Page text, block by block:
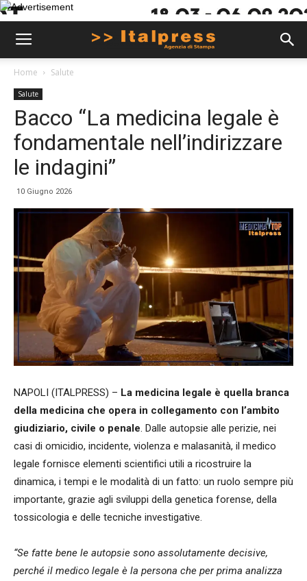
Home Salute
Salute
Bacco “La medicina legale è
fondamentale nell’indirizzare
le indagini”
10 Giugno 2026
NAPOLI (ITALPRESS) – La medicina legale è quella branca
della medicina che opera in collegamento con l’ambito
giudiziario, civile o penale. Dalle autopsie alle perizie, nei
casi di omicidio, incidente, violenza e malasanità, il medico
legale fornisce elementi scientifici utili a ricostruire la
dinamica, i tempi e le modalità di un fatto: un ruolo sempre più
importante, grazie agli sviluppi della genetica forense, della
tossicologia e delle tecniche investigative.
“Se fatte bene le autopsie sono assolutamente decisive,
perché il medico legale è la persona che per prima analizza